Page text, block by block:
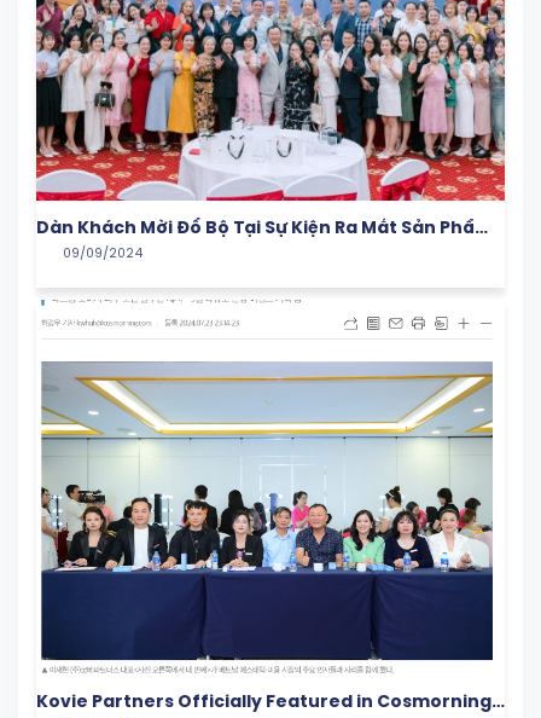
Dàn Khách Mời Đổ Bộ Tại Sự Kiện Ra Mắt Sản Phẩm
Của Nhà Koviepartners
09/09/2024
Kovie Partners Officially Featured in Cosmorning